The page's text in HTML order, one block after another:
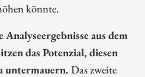
könnte.
aus dem
das Potenzial, diesen
untermauern. Das zweite